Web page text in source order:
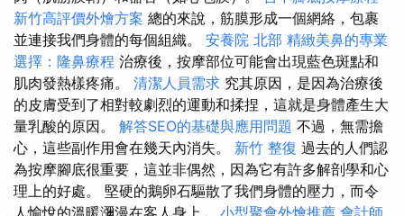
新竹高評價外燴方案 總的來說，筋膜形成一個網絡，包裹
並連接我們身體的每個組織。 安養院 北部 精緻美鼻的專業
選擇：隆鼻療程 治療後，按摩部位可能會出現藍色斑點和
肌肉發熱樣疼痛。 清潔人員需求 究其原因，是因為治療後
的皮膚受到了相對較劇烈的運動和揉捏，這就是身體產生大
量乳酸的原因。 解答SEO的基礎與應用問題 不過，無需擔
心，這些副作用會在幾天內消失。 新竹 整復 過去的人們認
為按摩腳底很重要，這並非偶然，因為它有許多解剖學和心
理上的好處。 堅硬的鵝卵石驅散了我們身體的壓力，而令
人愉悅的溫暖瀰漫在客人身上。 小型聚會外燴推薦 會計師